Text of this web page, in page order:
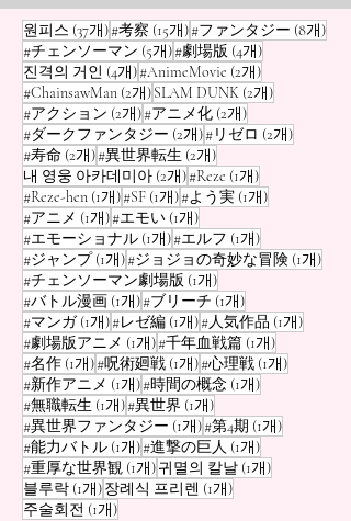
는지에 대한 이야기입니다.
원피스 (37개)게시물 37개
#考察 (15개)게시물 15개
#ファンタジー (8개)게
#チェンソーマン (5개)게시물 5개
#劇場版 (4개)게시물 4개
진격의 거인 (4개)게시물 4개
#AnimeMovie (2개)게시물 2개
#ChainsawMan (2개)게시물 2개
SLAM DUNK (2개)게시물 2개
#アクション (2개)게시물 2개
#アニメ化 (2개)게시물 2개
#ダークファンタジー (2개)게시물 2개
#リゼロ (2개)게시물 2
#寿命 (2개)게시물 2개
#異世界転生 (2개)게시물 2개
내 영웅 아카데미아 (2개)게시물 2개
#Reze (1개)게시물 1개
#Reze-hen (1개)게시물 1개
#SF (1개)게시물 1개
#よう実 (1개)게시물 1개
#アニメ (1개)게시물 1개
#エモい (1개)게시물 1개
#エモーショナル (1개)게시물 1개
#エルフ (1개)게시물 1개
#ジャンプ (1개)게시물 1개
#ジョジョの奇妙な冒険 (1개)게시
#チェンソーマン劇場版 (1개)게시물 1개
#バトル漫画 (1개)게시물 1개
#ブリーチ (1개)게시물 1개
#マンガ (1개)게시물 1개
#レゼ編 (1개)게시물 1개
#人気作品 (1개)게시물
#劇場版アニメ (1개)게시물 1개
#千年血戦篇 (1개)게시물 1개
#名作 (1개)게시물 1개
#呪術廻戦 (1개)게시물 1개
#心理戦 (1개)게시물 1개
#新作アニメ (1개)게시물 1개
#時間の概念 (1개)게시물 1개
#無職転生 (1개)게시물 1개
#異世界 (1개)게시물 1개
#異世界ファンタジー (1개)게시물 1개
#第4期 (1개)게시물 1개
#能力バトル (1개)게시물 1개
#進撃の巨人 (1개)게시물 1개
#重厚な世界観 (1개)게시물 1개
귀멸의 칼날 (1개)게시물 1개
블루락 (1개)게시물 1개
장례식 프리렌 (1개)게시물 1개
주술회전 (1개)게시물 1개